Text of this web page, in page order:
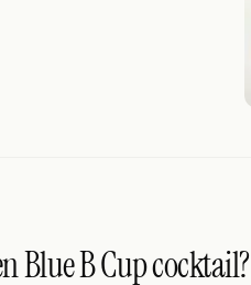
Blue B Cup cocktail?